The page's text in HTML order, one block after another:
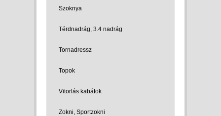
Szoknya
Térdnadrág, 3.4 nadrág
Tornadressz
Topok
Vitorlás kabátok
Zokni, Sportzokni